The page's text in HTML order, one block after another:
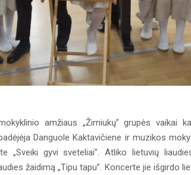
amžiaus „Žirniukų” grupės vaikai
Danguole Kaktavičiene ir muzikos
„Sveiki gyvi sveteliai". Atliko lietuvių
žaidimą „Tipu tapu”. Koncerte jie išgirdo